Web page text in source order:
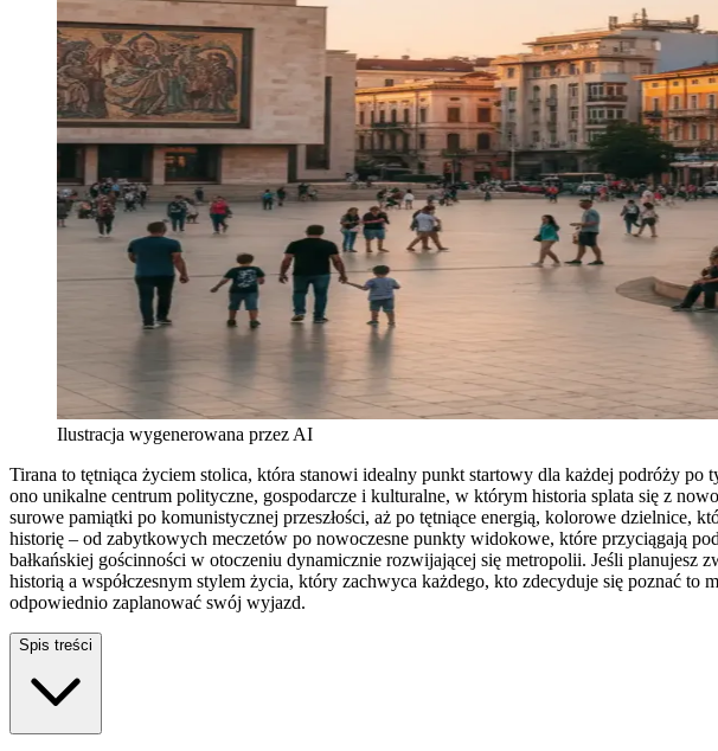
Ilustracja wygenerowana przez AI
Tirana to tętniąca życiem stolica, która stanowi idealny punkt startowy dla każdej podróży
ono unikalne centrum polityczne, gospodarcze i kulturalne, w którym historia splata się z
surowe pamiątki po komunistycznej przeszłości, aż po tętniące energią, kolorowe dzielnice,
historię – od zabytkowych meczetów po nowoczesne punkty widokowe, które przyciągają
bałkańskiej gościnności w otoczeniu dynamicznie rozwijającej się metropolii. Jeśli planujesz
historią a współczesnym stylem życia, który zachwyca każdego, kto zdecyduje się poznać
odpowiednio zaplanować swój wyjazd.
Spis treści